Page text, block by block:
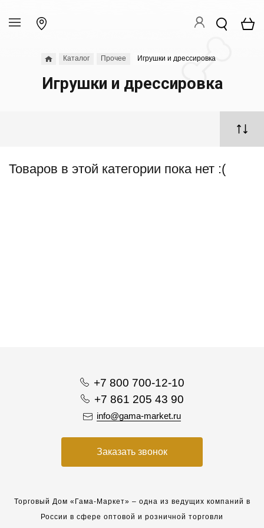
Каталог Прочее Игрушки и дрессировка
Игрушки и дрессировка
Товаров в этой категории пока нет :(
+7 800 700-12-10
+7 861 205 43 90
info@gama-market.ru
Заказать звонок
Торговый Дом «Гама-Маркет» – одна из ведущих компаний в
России в сфере оптовой и розничной торговли